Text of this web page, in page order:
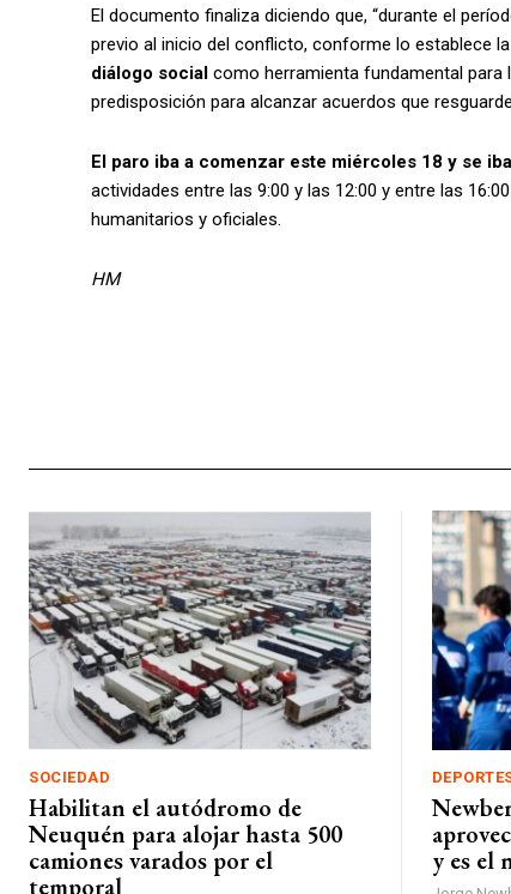
El documento finaliza diciendo que, “durante el
previo al inicio del conflicto, conforme lo establece
diálogo social como herramienta fundamental
predisposición para alcanzar acuerdos que
El paro iba a comenzar este miércoles 18 y se
actividades entre las 9:00 y las 12:00 y entre las
humanitarios y oficiales.
HM
SOCIEDAD
Habilitan el autódromo de
Neuquén para alojar hasta 500
camiones varados por el
temporal
y es el